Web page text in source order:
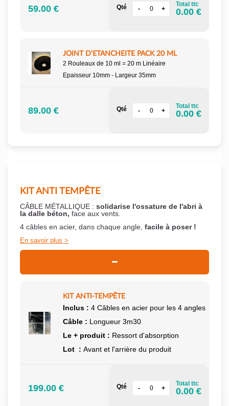
59.00 € Qté Total ttc
0.00 €
JOINT D'ETANCHEITE PACK 20 ML
2 Rouleaux de 10 ml = 20 m Linéaire
Epaisseur 10mm - Largeur 35mm
89.00 € Qté Total ttc
0.00 €
KIT ANTI TEMPÊTE
CÂBLE MÉTALLIQUE : solidarise l'ossature de l'abri à
la dalle béton, face aux vents.
4 câbles en acier, dans chaque angle, facile à poser !
En savoir plus
KIT ANTI-TEMPÊTE
Inclus : 4 Câbles en acier pour les 4 angles
Câble : Longueur 3m30
Le + produit : Ressort d'absorption
Lot : Avant et l'arrière du produit
199.00 € Qté Total ttc
0.00 €